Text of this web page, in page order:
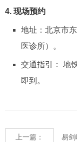
4. 现场预约
地址：北京市
医诊所）。
交通指引： 地
即到。
上一篇： 易